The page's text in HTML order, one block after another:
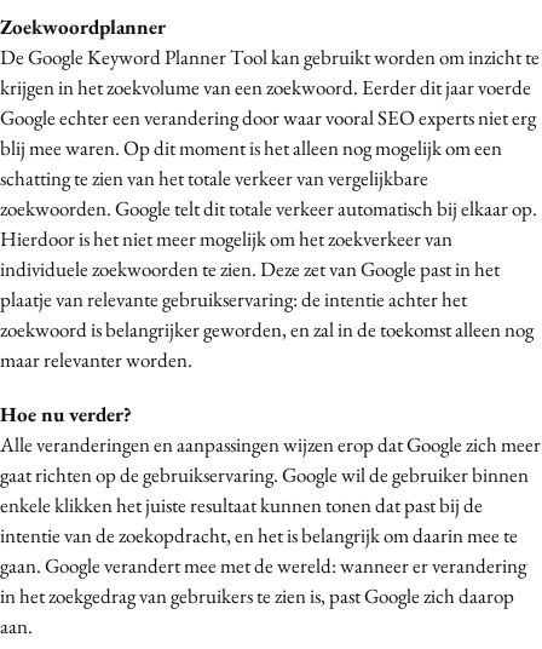
Zoekwoordplanner
De Google Keyword Planner Tool kan gebruikt worden om inzicht te
krijgen in het zoekvolume van een zoekwoord. Eerder dit jaar voerde
Google echter een verandering door waar vooral SEO experts niet erg
blij mee waren. Op dit moment is het alleen nog mogelijk om een
schatting te zien van het totale verkeer van vergelijkbare
zoekwoorden. Google telt dit totale verkeer automatisch bij elkaar op.
Hierdoor is het niet meer mogelijk om het zoekverkeer van
individuele zoekwoorden te zien. Deze zet van Google past in het
plaatje van relevante gebruikservaring: de intentie achter het
zoekwoord is belangrijker geworden, en zal in de toekomst alleen nog
maar relevanter worden.
Hoe nu verder?
Alle veranderingen en aanpassingen wijzen erop dat Google zich meer
gaat richten op de gebruikservaring. Google wil de gebruiker binnen
enkele klikken het juiste resultaat kunnen tonen dat past bij de
intentie van de zoekopdracht, en het is belangrijk om daarin mee te
gaan. Google verandert mee met de wereld: wanneer er verandering
in het zoekgedrag van gebruikers te zien is, past Google zich daarop
aan.